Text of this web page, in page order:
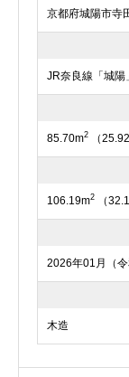
京都府城陽市寺
JR奈良線「城
85.70m2 （25.92
106.19m2 （
2026年01月（令
木造